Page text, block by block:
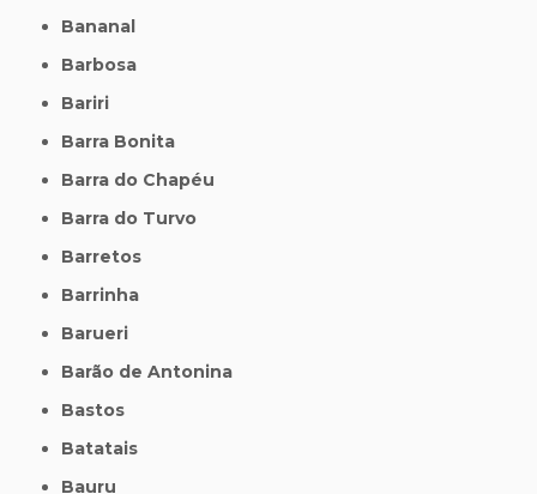
Bananal
Barbosa
Bariri
Barra Bonita
Barra do Chapéu
Barra do Turvo
Barretos
Barrinha
Barueri
Barão de Antonina
Bastos
Batatais
Bauru